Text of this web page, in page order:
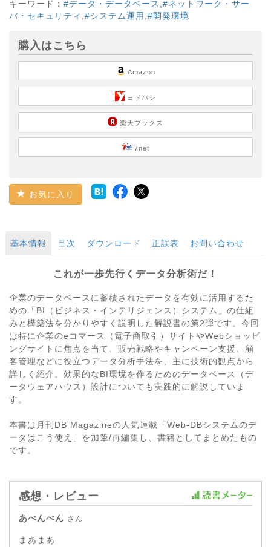
キーワード： #データ・データベース #ネットワーク・サー
バ・セキュリティ #システム運用 #開発環境
購入はこちら
Amazon
ヨドバシ
楽天ブックス
7net
お気に入り
基本情報 目次 ダウンロード 正誤表 お問い合わせ
これが一歩先行くデータ分析術だ！
企業のデータベースに蓄積されたデータを有効に活用するた
めの「BI（ビジネス・インテリジェンス）システム」の仕組
みと構築法を分かりやすく説明した解説書の第2弾です。今回
は特に企業のeコマース（電子商取引）サイトやWebショッピ
ングサイトに焦点を当て、販売戦略やキャンペーン支援、顧
客管理などに役立つデータ分析手法を、主に技術的観点から
詳しく紹介。効果的なBI環境を作るためのデータベース（デ
ータウェアハウス）設計についても実践的に解説していま
す。
本書は月刊DB Magazineの人気連載「Web-DBシステムのデ
ータはこう使え」を加筆/再編集し、書籍としてまとめたもの
です。
感想・レビュー
あべんべん さん
まあまあ